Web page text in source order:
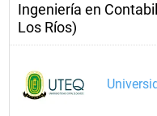
Ingeniería en
Los Ríos)